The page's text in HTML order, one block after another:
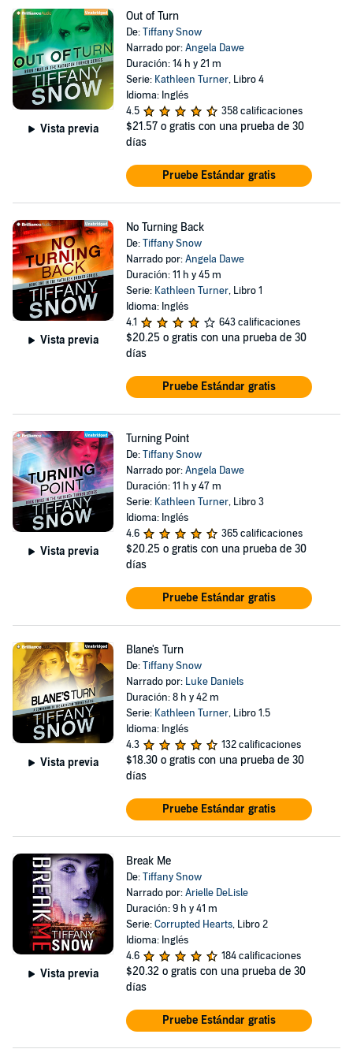
Vista previa
Out of Turn
De:Tiffany Snow
Narrado por:Angela Dawe
Duración: 14 h y 21 m
Serie: Kathleen Turner, Libro 4
Idioma: Inglés
4.5
358 calificaciones
$21.57 o gratis con una prueba de 30
días
Pruebe Estándar gratis
Vista previa
No Turning Back
De:Tiffany Snow
Narrado por:Angela Dawe
Duración: 11 h y 45 m
Serie: Kathleen Turner, Libro 1
Idioma: Inglés
4.1
643 calificaciones
$20.25 o gratis con una prueba de 30
días
Pruebe Estándar gratis
Vista previa
Turning Point
De:Tiffany Snow
Narrado por:Angela Dawe
Duración: 11 h y 47 m
Serie: Kathleen Turner, Libro 3
Idioma: Inglés
4.6
365 calificaciones
$20.25 o gratis con una prueba de 30
días
Pruebe Estándar gratis
Vista previa
Blane's Turn
De:Tiffany Snow
Narrado por: Luke Daniels
Duración: 8 h y 42 m
Serie: Kathleen Turner, Libro 1.5
Idioma: Inglés
4.3
132 calificaciones
$18.30 o gratis con una prueba de 30
días
Pruebe Estándar gratis
Vista previa
Break Me
De:Tiffany Snow
Narrado por:Arielle DeLisle
Duración: 9 h y 41 m
Serie:Corrupted Hearts, Libro 2
Idioma: Inglés
4.6
184 calificaciones
$20.32 o gratis con una prueba de 30
días
Pruebe Estándar gratis